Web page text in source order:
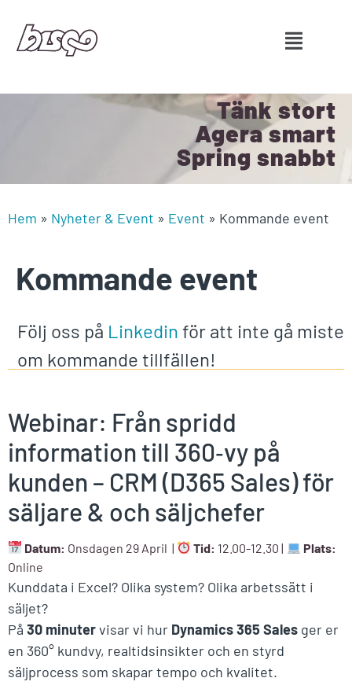
Tänk stort
Agera smart
Spring snabbt
Hem » Nyheter & Event » Event » Kommande event
Kommande event
Följ oss på Linkedin för att inte gå miste
om kommande tillfällen!
Webinar: Från spridd
information till 360‑vy på
kunden – CRM (D365 Sales) för
säljare & och säljchefer
Datum: Onsdagen 29 April | Tid: 12.00-12.30 |
Plats:
Online
Kunddata i Excel? Olika system? Olika arbetssätt i
säljet?
På 30 minutervisar vi hur Dynamics 365 Sales ger er
en 360° kundvy, realtidsinsikter och en styrd
säljprocess som skapar tempo och kvalitet.